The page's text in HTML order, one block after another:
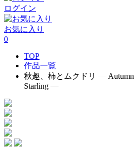
ログイン
お気に入り
0
TOP
作品一覧
秋趣、柿とムクドリ ― Autumn
Starling ―